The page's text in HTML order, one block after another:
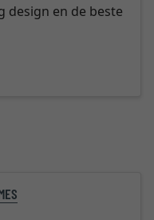
design en de beste